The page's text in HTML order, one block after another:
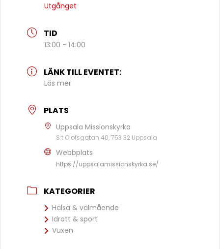
Utgånget
TID
13:00 - 14:00
LÄNK TILL EVENTET:
Läs mer
PLATS
Uppsala Missionskyrka
S:t Olofsgatan 40, 753 32 Uppsala
Webbplats
https://uppsalamissionskyrka.se/
KATEGORIER
Hälsa & välmående
Idrott & sport
Vuxen